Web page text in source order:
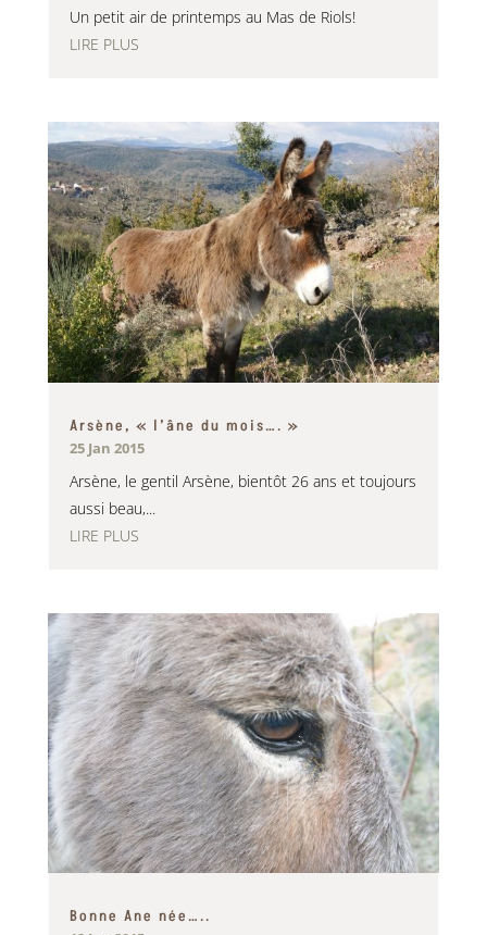
Un petit air de printemps au Mas de Riols!
LIRE PLUS
Arsène, « l’âne du mois…. »
25 Jan 2015
Arsène, le gentil Arsène, bientôt 26 ans et toujours
aussi beau,...
LIRE PLUS
Bonne Ane née…..